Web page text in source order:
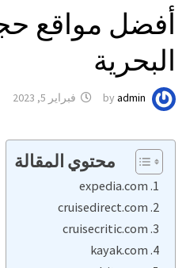
أفضل مواقع
البحرية
byadmin فبراير 5, 2023
محتوي المقالة
expedia.com
cruisedirect.com
cruisecritic.com
kayak.com